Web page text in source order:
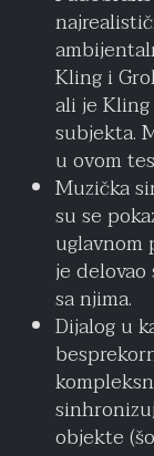
Kling i
ali je
subjekta.
u ovom
Muzička
su se
uglavnom
je
sa njima.
Dijalog u
objekte